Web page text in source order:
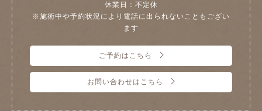
休業日：不定休
※施術中や予約状況により電話に出られないこともござい
ます
ご予約はこちら
お問い合わせはこちら